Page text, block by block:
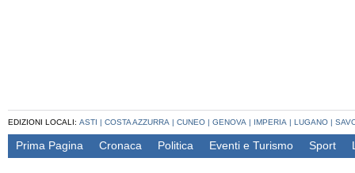
EDIZIONI LOCALI: ASTI | COSTA AZZURRA | CUNEO | GENOVA | IMPERIA | LUGANO |
Prima Pagina Cronaca Politica Eventi e Turismo Sport